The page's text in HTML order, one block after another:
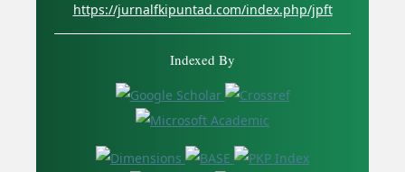
https://jurnalfkipuntad.com/index.php/jpft
Indexed By